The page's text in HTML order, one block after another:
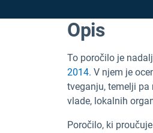
Opis
To poročilo je
2014. V njem je
tveganju, temelji
vlade, lokalnih
Poročilo, ki